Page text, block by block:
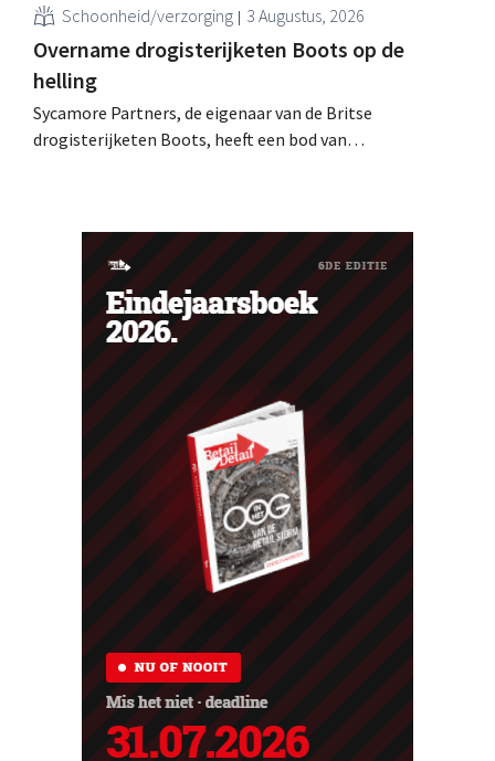
Schoonheid/verzorging 3 Augustus, 2026
Overname drogisterijketen Boots op de
helling
Sycamore Partners, de eigenaar van de Britse
drogisterijketen Boots, heeft een bod van